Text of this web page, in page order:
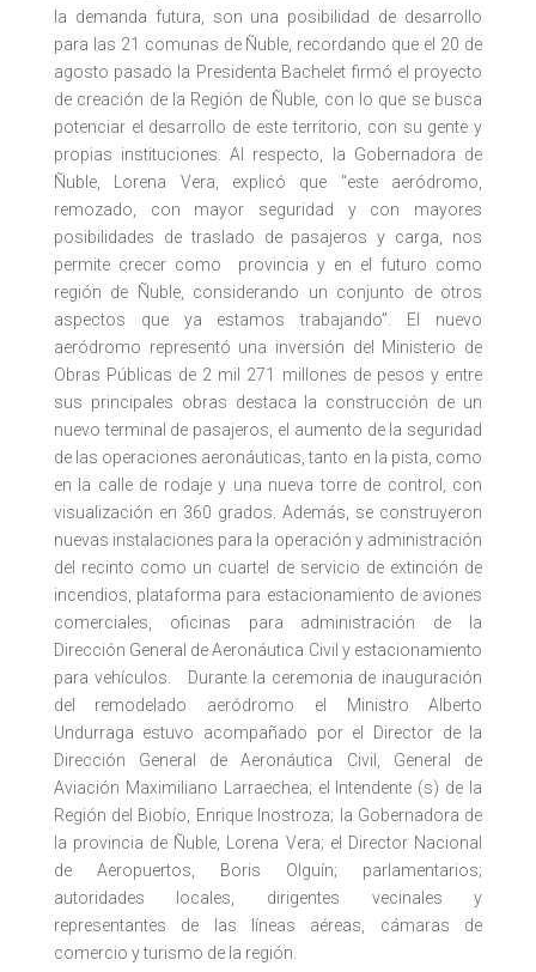
la demanda futura, son una posibilidad de desarrollo
para las 21 comunas de Ñuble, recordando que el 20 de
agosto pasado la Presidenta Bachelet firmó el proyecto
de creación de la Región de Ñuble, con lo que se busca
potenciar el desarrollo de este territorio, con su gente y
propias instituciones. Al respecto, la Gobernadora de
Ñuble, Lorena Vera, explicó que “este aeródromo,
remozado, con mayor seguridad y con mayores
posibilidades de traslado de pasajeros y carga, nos
permite crecer como provincia y en el futuro como
región de Ñuble, considerando un conjunto de otros
aspectos que ya estamos trabajando”. El nuevo
aeródromo representó una inversión del Ministerio de
Obras Públicas de 2 mil 271 millones de pesos y entre
sus principales obras destaca la construcción de un
nuevo terminal de pasajeros, el aumento de la seguridad
de las operaciones aeronáuticas, tanto en la pista, como
en la calle de rodaje y una nueva torre de control, con
visualización en 360 grados. Además, se construyeron
nuevas instalaciones para la operación y administración
del recinto como un cuartel de servicio de extinción de
incendios, plataforma para estacionamiento de aviones
comerciales, oficinas para administración de la
Dirección General de Aeronáutica Civil y estacionamiento
para vehículos. Durante la ceremonia de inauguración
del remodelado aeródromo el Ministro Alberto
Undurraga estuvo acompañado por el Director de la
Dirección General de Aeronáutica Civil, General de
Aviación Maximiliano Larraechea; el Intendente (s) de la
Región del Biobío, Enrique Inostroza; la Gobernadora de
la provincia de Ñuble, Lorena Vera; el Director Nacional
de Aeropuertos, Boris Olguín; parlamentarios;
autoridades locales, dirigentes vecinales y
representantes de las líneas aéreas, cámaras de
comercio y turismo de la región.